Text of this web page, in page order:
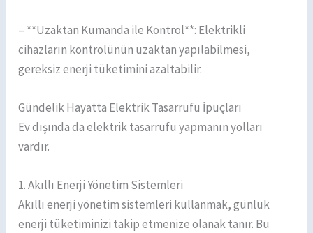
– **Uzaktan Kumanda ile Kontrol**: Elektrikli
cihazların kontrolünün uzaktan yapılabilmesi,
gereksiz enerji tüketimini azaltabilir.
Gündelik Hayatta Elektrik Tasarrufu İpuçları
Ev dışında da elektrik tasarrufu yapmanın yolları
vardır.
1. Akıllı Enerji Yönetim Sistemleri
Akıllı enerji yönetim sistemleri kullanmak, günlük
enerji tüketiminizi takip etmenize olanak tanır. Bu